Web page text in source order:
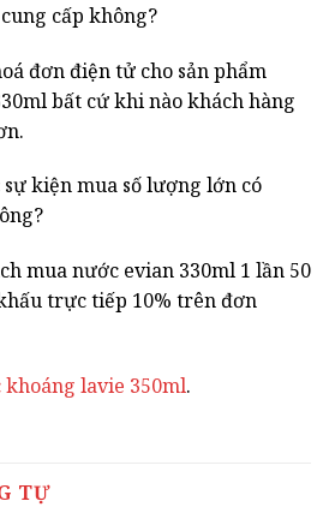
cấp không?
đơn điện tử cho sản phẩm
bất cứ khi nào khách hàng
kiện mua số lượng lớn có
mua nước evian 330ml 1 lần 50
trực tiếp 10% trên đơn
khoáng lavie 350ml.
TỰ